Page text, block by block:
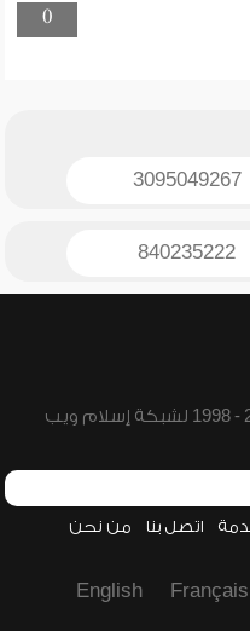
0
3095049267
840235222
اتصل بنا من نحن
Français
English